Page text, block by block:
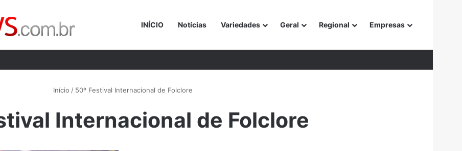
INÍCIO Notícias Variedades Geral Regional Empresas
Início / 50º Festival Internacional de Folclore
Internacional de Folclore